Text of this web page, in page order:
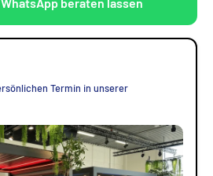
Termin in unserer